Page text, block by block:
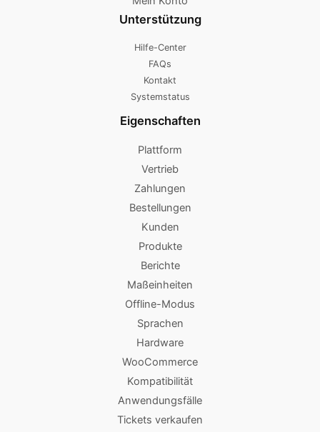
Unterstützung
Hilfe-Center
FAQs
Kontakt
Systemstatus
Eigenschaften
Plattform
Vertrieb
Zahlungen
Bestellungen
Kunden
Produkte
Berichte
Maßeinheiten
Offline-Modus
Sprachen
Hardware
WooCommerce
Kompatibilität
Anwendungsfälle
Tickets verkaufen